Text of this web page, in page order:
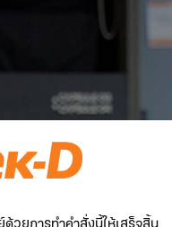
วยการทำคำสั่งนี้ให้เสร็จสิ้น